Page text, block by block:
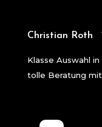
Christian Roth
Klasse Auswahl
tolle Beratung